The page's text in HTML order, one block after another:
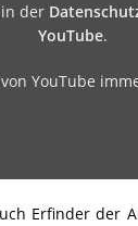
der
YouTube.
YouTube
Erfinder der